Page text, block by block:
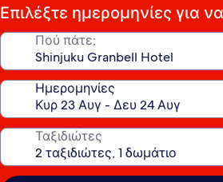
Επιλέξτε ημερομηνίες για
Πού πάτε;
Ημερομηνίες
Ταξιδιώτες